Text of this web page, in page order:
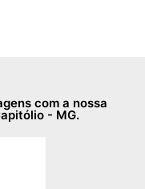
com a nossa
- MG.